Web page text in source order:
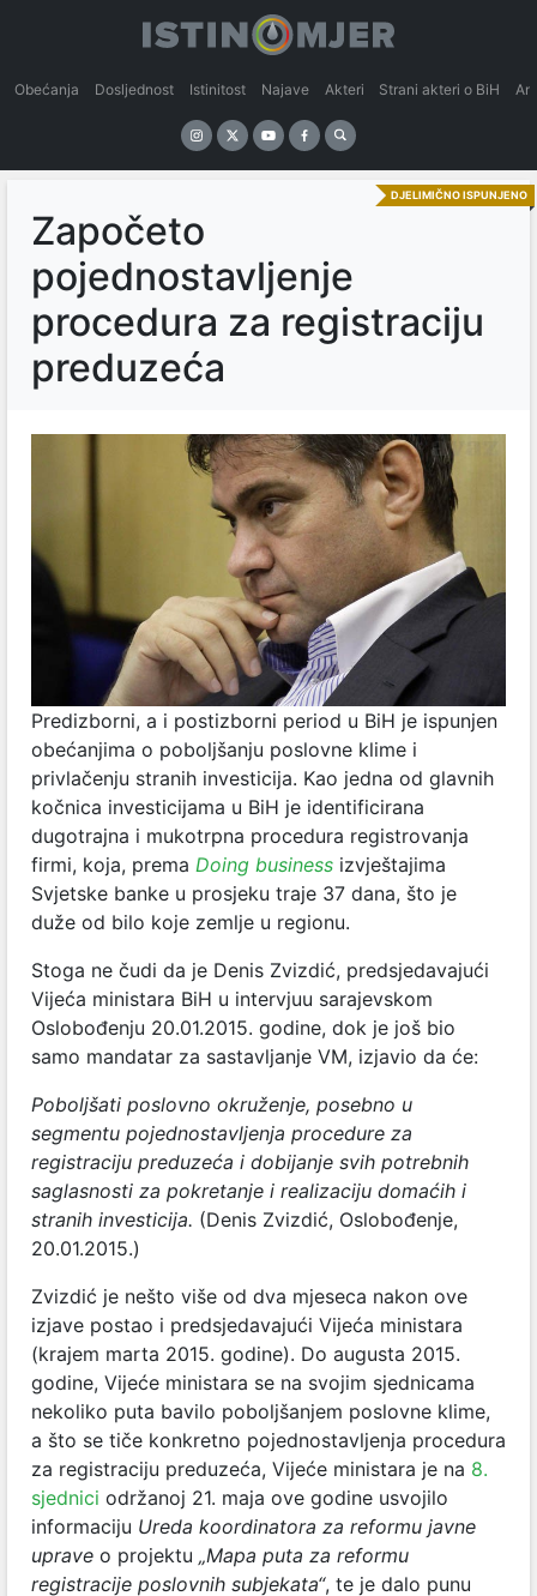
Obećanja Dosljednost Istinitost Najave Akteri Strani akteri o BiH
DJELIMIČNO ISPUNJENO
Započeto
pojednostavljenje
procedura za registraciju
preduzeća
Predizborni, a i postizborni period u BiH je ispunjen
obećanjima o poboljšanju poslovne klime i
privlačenju stranih investicija. Kao jedna od glavnih
kočnica investicijama u BiH je identificirana
dugotrajna i mukotrpna procedura registrovanja
firmi, koja, prema Doing business izvještajima
Svjetske banke u prosjeku traje 37 dana, što je
duže od bilo koje zemlje u regionu.
Stoga ne čudi da je Denis Zvizdić, predsjedavajući
Vijeća ministara BiH u intervjuu sarajevskom
Oslobođenju 20.01.2015. godine, dok je još bio
samo mandatar za sastavljanje VM, izjavio da će:
Poboljšati poslovno okruženje, posebno u
segmentu pojednostavljenja procedure za
registraciju preduzeća i dobijanje svih potrebnih
saglasnosti za pokretanje i realizaciju domaćih i
stranih investicija. (Denis Zvizdić, Oslobođenje,
20.01.2015.)
Zvizdić je nešto više od dva mjeseca nakon ove
izjave postao i predsjedavajući Vijeća ministara
(krajem marta 2015. godine). Do augusta 2015.
godine, Vijeće ministara se na svojim sjednicama
nekoliko puta bavilo poboljšanjem poslovne klime,
a što se tiče konkretno pojednostavljenja procedura
za registraciju preduzeća, Vijeće ministara je na 8.
sjednici održanoj 21. maja ove godine usvojilo
informaciju Ureda koordinatora za reformu javne
uprave o projektu „Mapa puta za reformu
registracije poslovnih subjekata“, te je dalo punu